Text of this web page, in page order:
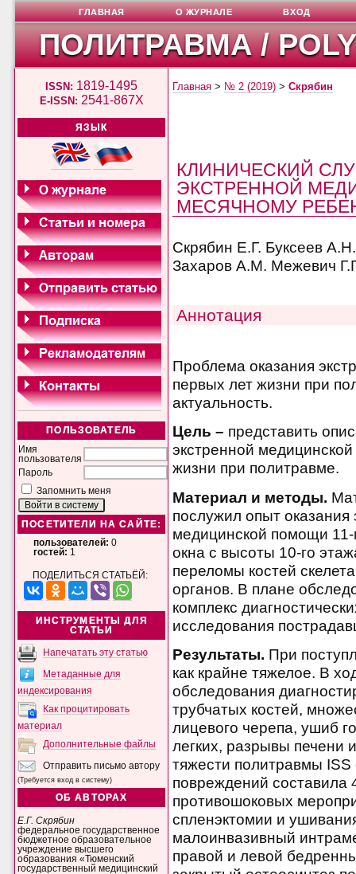
ПОЛИТРАВМА /
ISSN: 1819-1495
E-ISSN: 2541-867X
ЯЗЫК
ПОЛЬЗОВАТЕЛЬ
Имя
пользователя
Пароль
Запомнить меня
ПОСЕТИТЕЛИ НА САЙТЕ:
пользователей: 0
гостей: 1
ПОДЕЛИТЬСЯ СТАТЬЁЙ:
ИНСТРУМЕНТЫ ДЛЯ
СТАТЬИ
Напечатать эту статью
Метаданные для
индексирования
Как процитировать
материал
Дополнительные файлы
Отправить письмо автору
(Требуется вход в систему)
ОБ АВТОРАХ
Е.Г. Скрябин
федеральное государственное
бюджетное образовательное
учреждение высшего
образования «Тюменский
государственный медицинский
ГЛАВНАЯ О ЖУРНАЛЕ ВХОД
Главная > № 2 (2019) >Скрябин
КЛИНИЧЕСКИЙ
ЭКСТРЕННОЙ
МЕСЯЧНОМУ
Скрябин Е.Г. Буксеев
Захаров А.М. Межевич
Аннотация
Проблема оказания
первых лет жизни при
актуальность.
Цель – представить
экстренной
жизни при политравме.
Материал и методы.
послужил опыт
медицинской помощи
окна с высоты 10-го
переломы костей
органов. В плане
комплекс
исследования
Результаты. При
как крайне тяжелое. В
обследования
трубчатых костей,
лицевого черепа, ушиб
легких, разрывы печени
тяжести политравмы ISS
повреждений
противошоковых
спленэктомии и
малоинвазивный
правой и левой